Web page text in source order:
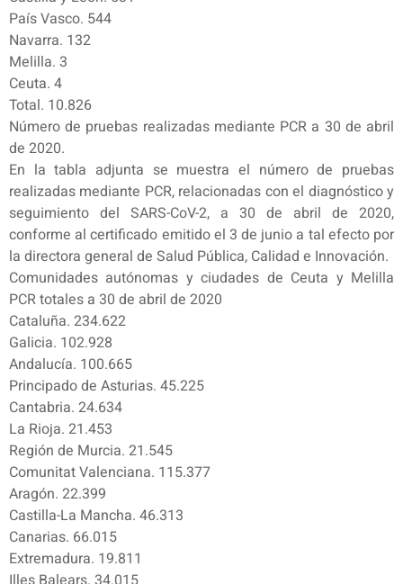
País Vasco. 544
Navarra. 132
Melilla. 3
Ceuta. 4
Total. 10.826
Número de pruebas realizadas mediante PCR a 30 de abril
de 2020.
En la tabla adjunta se muestra el número de pruebas
realizadas mediante PCR, relacionadas con el diagnóstico y
seguimiento del SARS-CoV-2, a 30 de abril de 2020,
conforme al certificado emitido el 3 de junio a tal efecto por
la directora general de Salud Pública, Calidad e Innovación.
Comunidades autónomas y ciudades de Ceuta y Melilla
PCR totales a 30 de abril de 2020
Cataluña. 234.622
Galicia. 102.928
Andalucía. 100.665
Principado de Asturias. 45.225
Cantabria. 24.634
La Rioja. 21.453
Región de Murcia. 21.545
Comunitat Valenciana. 115.377
Aragón. 22.399
Castilla-La Mancha. 46.313
Canarias. 66.015
Extremadura. 19.811